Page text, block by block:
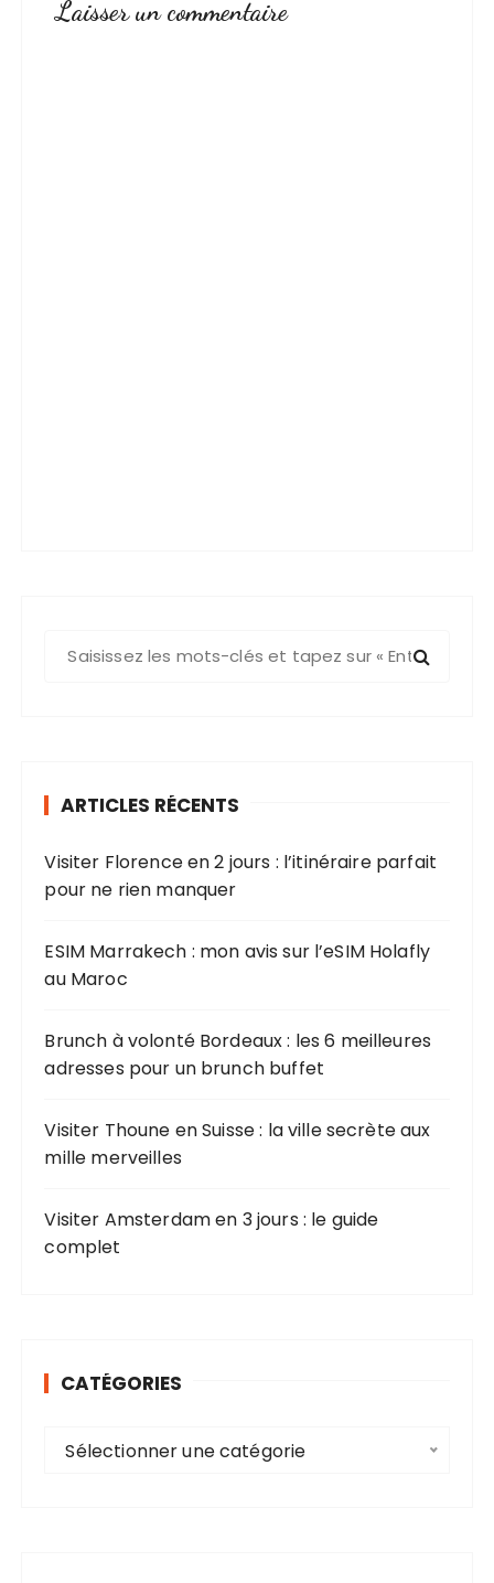
Laisser un commentaire
e
p
u
r
:
ARTICLES RÉCENTS
Visiter Florence en 2 jours : l’itinéraire parfait
pour ne rien manquer
ESIM Marrakech : mon avis sur l’eSIM Holafly
au Maroc
Brunch à volonté Bordeaux : les 6 meilleures
adresses pour un brunch buffet
Visiter Thoune en Suisse : la ville secrète aux
mille merveilles
Visiter Amsterdam en 3 jours : le guide
complet
CATÉGORIES
Sélectionner une catégorie